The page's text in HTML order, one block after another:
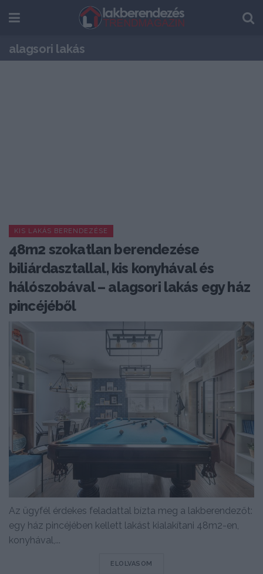
alagsori lakás
KIS LAKÁS BERENDEZÉSE
48m2 szokatlan berendezése
biliárdasztallal, kis konyhával és
hálószobával – alagsori lakás egy ház
pincéjéből
Az ügyfél érdekes feladattal bízta meg a lakberendezőt:
egy ház pincéjében kellett lakást kialakítani 48m2-en,
konyhával,...
ELOLVASOM